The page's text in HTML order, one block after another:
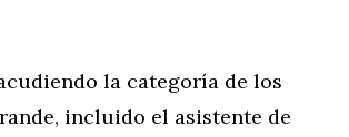
la categoría de los
incluido el asistente de